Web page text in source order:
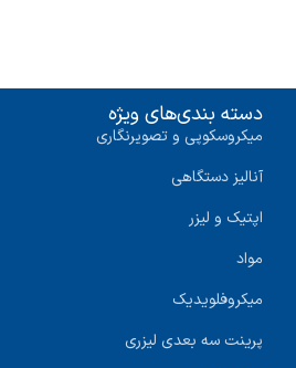
دسته بندی‌های ویژه
میکروسکوپی و تصویرنگاری
آنالیز دستگاهی
اپتیک و لیزر
مواد
میکروفلویدیک
پرینت سه‌ بعدی لیزری